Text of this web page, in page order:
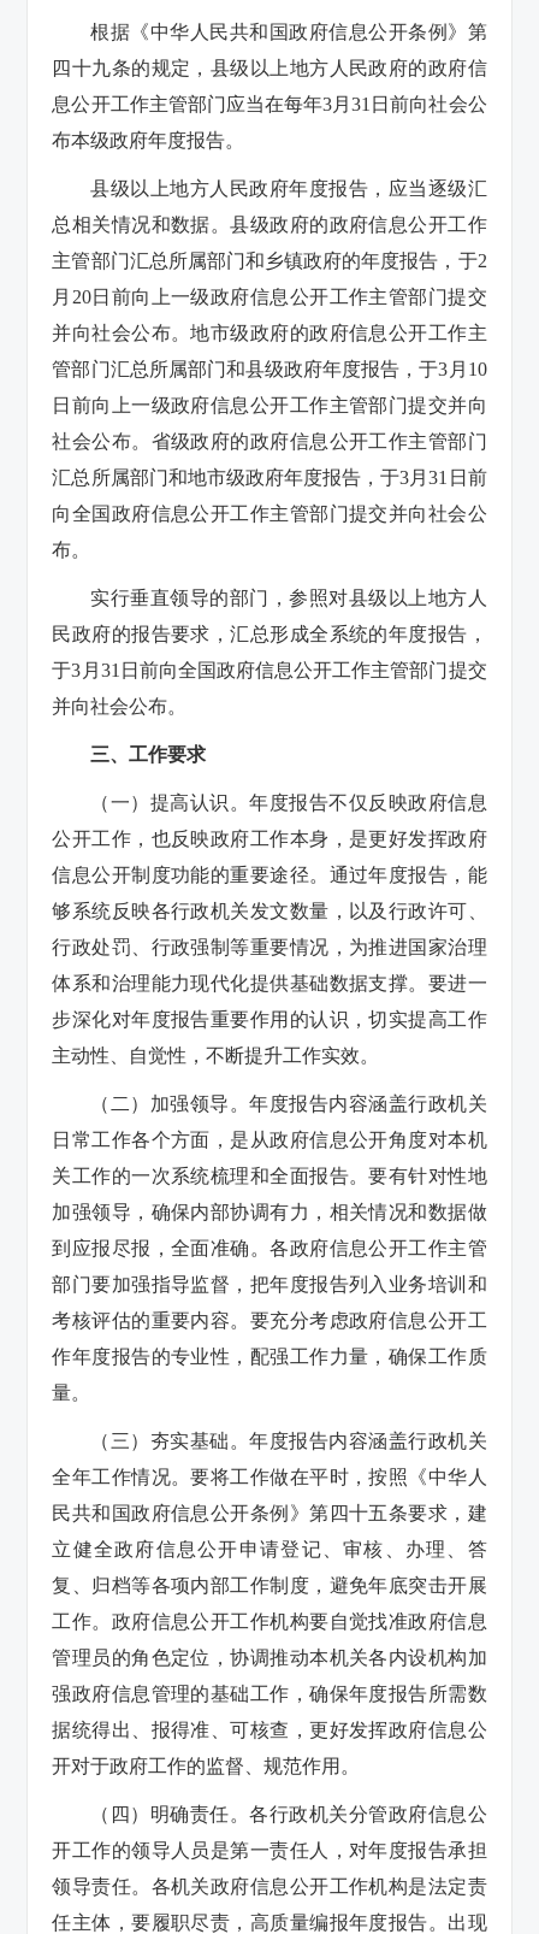
根据《中华人民共和国政府信息公开条例》第
四十九条的规定，县级以上地方人民政府的政府信
息公开工作主管部门应当在每年3月31日前向社会公
布本级政府年度报告。
县级以上地方人民政府年度报告，应当逐级汇
总相关情况和数据。县级政府的政府信息公开工作
主管部门汇总所属部门和乡镇政府的年度报告，于2
月20日前向上一级政府信息公开工作主管部门提交
并向社会公布。地市级政府的政府信息公开工作主
管部门汇总所属部门和县级政府年度报告，于3月10
日前向上一级政府信息公开工作主管部门提交并向
社会公布。省级政府的政府信息公开工作主管部门
汇总所属部门和地市级政府年度报告，于3月31日前
向全国政府信息公开工作主管部门提交并向社会公
布。
实行垂直领导的部门，参照对县级以上地方人
民政府的报告要求，汇总形成全系统的年度报告，
于3月31日前向全国政府信息公开工作主管部门提交
并向社会公布。
三、工作要求
（一）提高认识。年度报告不仅反映政府信息
公开工作，也反映政府工作本身，是更好发挥政府
信息公开制度功能的重要途径。通过年度报告，能
够系统反映各行政机关发文数量，以及行政许可、
行政处罚、行政强制等重要情况，为推进国家治理
体系和治理能力现代化提供基础数据支撑。要进一
步深化对年度报告重要作用的认识，切实提高工作
主动性、自觉性，不断提升工作实效。
（二）加强领导。年度报告内容涵盖行政机关
日常工作各个方面，是从政府信息公开角度对本机
关工作的一次系统梳理和全面报告。要有针对性地
加强领导，确保内部协调有力，相关情况和数据做
到应报尽报，全面准确。各政府信息公开工作主管
部门要加强指导监督，把年度报告列入业务培训和
考核评估的重要内容。要充分考虑政府信息公开工
作年度报告的专业性，配强工作力量，确保工作质
量。
（三）夯实基础。年度报告内容涵盖行政机关
全年工作情况。要将工作做在平时，按照《中华人
民共和国政府信息公开条例》第四十五条要求，建
立健全政府信息公开申请登记、审核、办理、答
复、归档等各项内部工作制度，避免年底突击开展
工作。政府信息公开工作机构要自觉找准政府信息
管理员的角色定位，协调推动本机关各内设机构加
强政府信息管理的基础工作，确保年度报告所需数
据统得出、报得准、可核查，更好发挥政府信息公
开对于政府工作的监督、规范作用。
（四）明确责任。各行政机关分管政府信息公
开工作的领导人员是第一责任人，对年度报告承担
领导责任。各机关政府信息公开工作机构是法定责
任主体，要履职尽责，高质量编报年度报告。出现